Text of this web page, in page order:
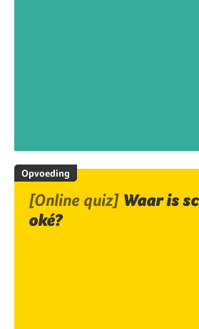
Opvoeding
[Online quiz] Waar is
oké?